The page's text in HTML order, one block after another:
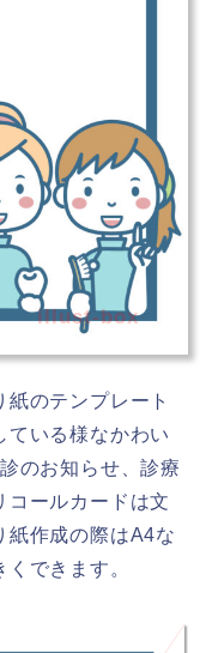
illust-box
のテンプレート
ている様なかわい
のお知らせ、診療
コールカードは文
紙作成の際はA4な
できます。